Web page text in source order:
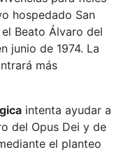
hospedado San
Beato Álvaro del
junio de 1974. La
más
intenta ayudar a
del Opus Dei y de
el planteo